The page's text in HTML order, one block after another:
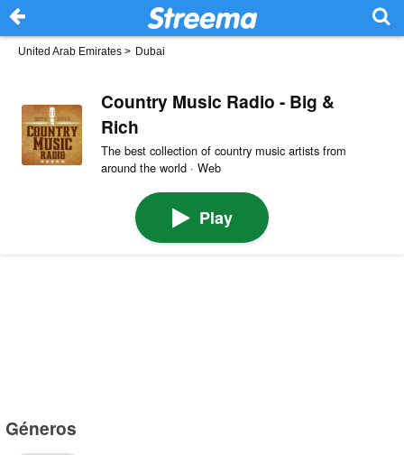
United Arab Emirates > Dubai
Country Music Radio - Big &
Rich
The best collection of country music artists from
around the world · Web
Play
Géneros